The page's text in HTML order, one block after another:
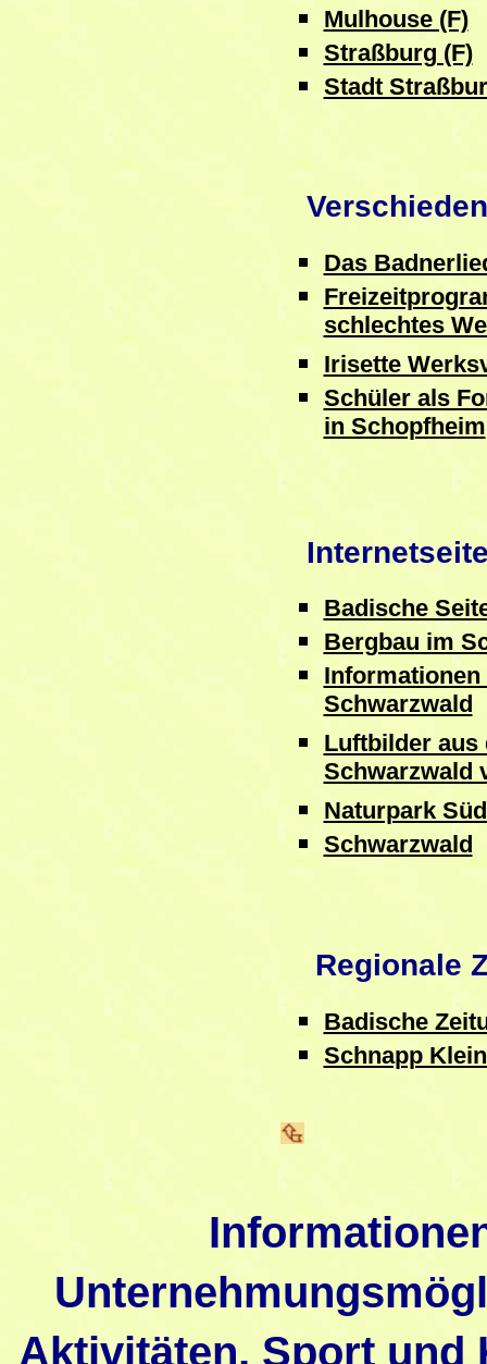
Mulhouse (F)
Straßburg (F)
Stadt
Das
schlechtes
Irisette
Schüler als
in Schopfheim
Badische
Bergbau im
Schwarzwald
Luftbilder
Schwarzwald
Naturpark
Schwarzwald
Regionale
Badische
Schnapp
Aktivitäten, Sport und